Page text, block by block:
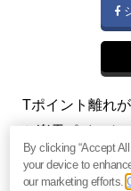
Tポイント離れ
と楽天ポイント
は、数あるポイ
か。その理由を
By clicking “Accept
your device to
our marketing efforts.